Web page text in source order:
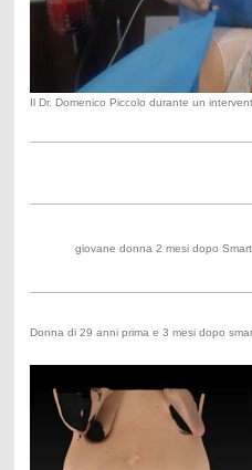
Il Dr. Domenico Piccolo durante un
giovane donna 2 mesi dopo
Donna di 29 anni prima e 3 mesi dopo